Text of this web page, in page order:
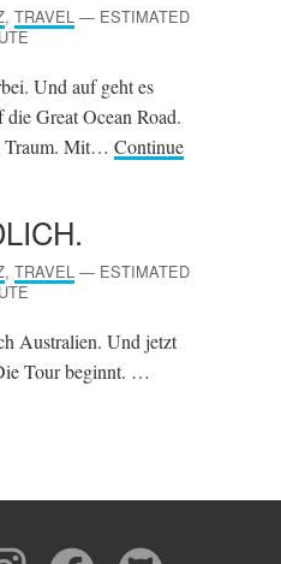
, TRAVEL — ESTIMATED
Und auf geht es
Great Ocean Road.
Traum. Mit… Continue
, TRAVEL — ESTIMATED
Australien. Und jetzt
Tour beginnt. …